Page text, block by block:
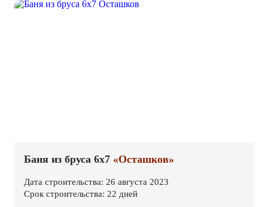
Баня из бруса 6х7 «Осташков»
Дата строительства: 26 августа 2023
Срок строительства: 22 дней